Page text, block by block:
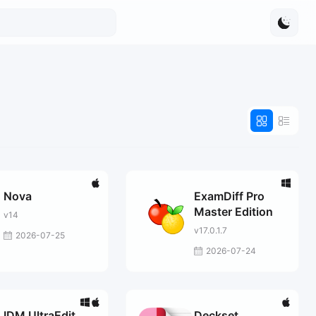
Nova
v14
2026-07-25
ExamDiff Pro
Master Edition
v17.0.1.7
2026-07-24